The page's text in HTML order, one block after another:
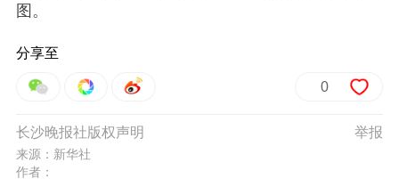
图。
分享至
0
举报
长沙晚报社版权声明
来源：新华社
作者：